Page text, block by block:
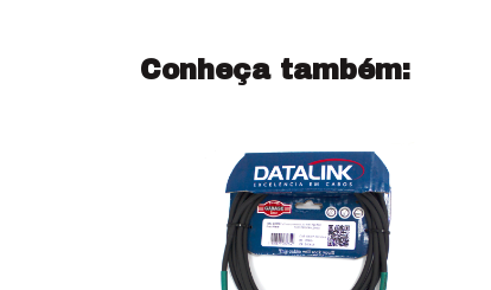
Conheça também: